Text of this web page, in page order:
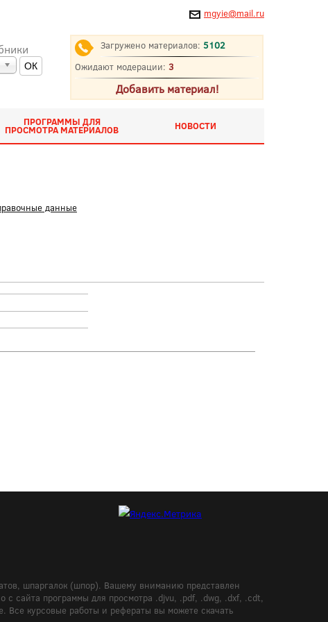
mgyie@mail.ru
Загружено материалов: 5102
Ожидают модерации: 3
Добавить материал!
ПРОГРАММЫ ДЛЯ
ПРОСМОТРА МАТЕРИАЛОВ НОВОСТИ
данные
шпаргалок (шпор). Вашему вниманию представлен
сайта программы для просмотра .djvu, .pdf, .dwg, .dxf, .cdt,
курсовые работы и рефераты вы можете скачать